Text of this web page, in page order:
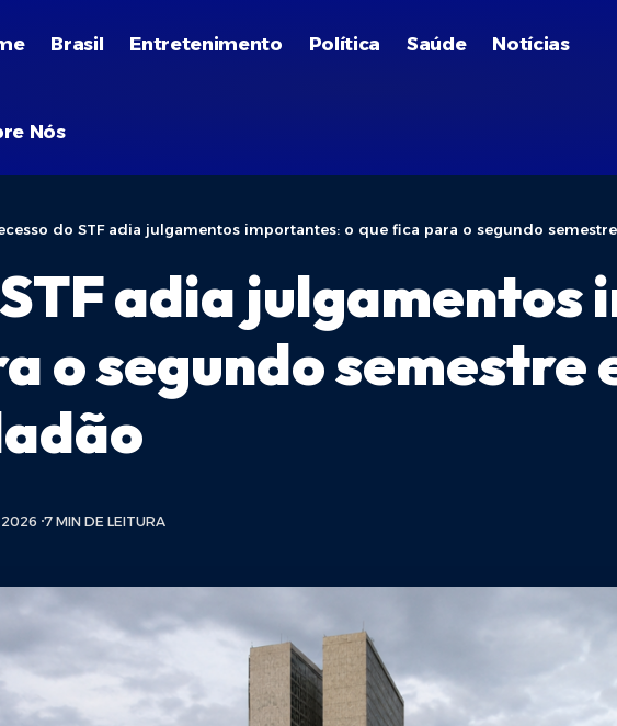
Brasil Entretenimento Política Saúde Notícias
Nós
do STF adia julgamentos importantes: o que fica para o segundo
STF adia
o segundo semestre
2026 7 MIN DE LEITURA